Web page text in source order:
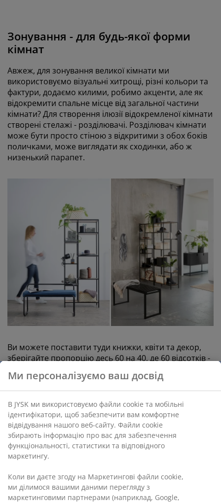
Зонування - для будь-якої форми
кімнат
Авжеж, для зонування великої кімнати ми
використовуємо візуальні хитрощі, різні кольори та
фактури, додаємо килими, робимо акценти, але як
відокремити спальне місце від загальної частини
кімнати? Для створення ілюзії відокремленої кімнати
створені стелажі - розділювачі. Розділювач кімнати
може бути просто стіною з відкритими з обох боків
поличками, може виглядати як сходинки, або ж
низенький парапет.
Ви можете поставити туди книжки, квіти та декор,
зберігайте пропорцію десь 60 на 40, де 60 відсотків -
це вільне місце, а 40 відсотків - це зайняті речами
полиці. Це необхідно для того, щоб не
перенавантажувати простір кімнати. Також ви
можете використовувати у якості розділювача
комод, диван або фіранки. Навіть високі рослини у
великих кошиках допоможуть відділити частину
приміщення від загальної площі.
Ми персоналізуємо ваш досвід
В JYSK ми використовуємо файли cookie та мобільні
ідентифікатори, щоб забезпечити вам комфортне
відвідування нашого веб-сайту. Файли cookie
збирають інформацію про вас для забезпечення
функціональності, статистики та відповідного
маркетингу.
Коли ви даєте згоду на Маркетингові файли cookie,
ми ділимося вашими даними перегляду з
маркетинговими партнерами (наприклад, Google,